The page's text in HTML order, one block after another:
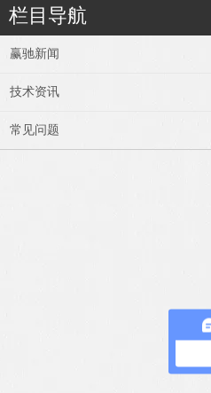
栏目导航
赢驰新闻
技术资讯
常见问题